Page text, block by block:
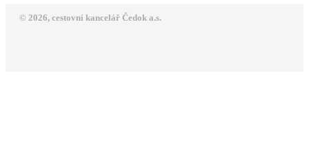
© 2026, cestovní kancelář Čedok a.s.